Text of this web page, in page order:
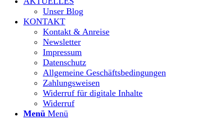
Unser Blog
KONTAKT
Kontakt & Anreise
Newsletter
Impressum
Datenschutz
Allgemeine Geschäftsbedingungen
Zahlungsweisen
Widerruf für digitale Inhalte
Widerruf
Menü Menü